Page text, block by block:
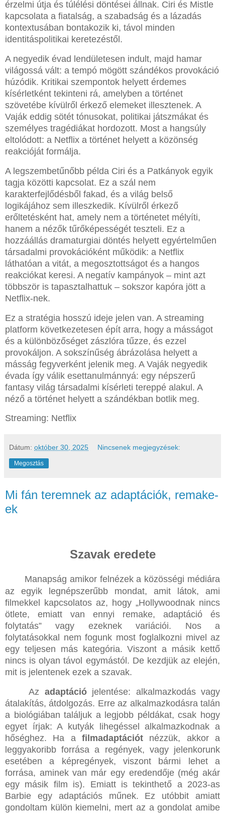
érzelmi útja és túlélési döntései állnak. Ciri és Mistle
kapcsolata a fiatalság, a szabadság és a lázadás
kontextusában bontakozik ki, távol minden
identitáspolitikai keretezéstől.
A negyedik évad lendületesen indult, majd hamar
világossá vált: a tempó mögött szándékos provokáció
húzódik. Kritikai szempontok helyett érdemes
kísérletként tekinteni rá, amelyben a történet
szövetébe kívülről érkező elemeket illesztenek. A
Vaják eddig sötét tónusokat, politikai játszmákat és
személyes tragédiákat hordozott. Most a hangsúly
eltolódott: a Netflix a történet helyett a közönség
reakcióját formálja.
A legszembetűnőbb példa Ciri és a Patkányok egyik
tagja közötti kapcsolat. Ez a szál nem
karakterfejlődésből fakad, és a világ belső
logikájához sem illeszkedik. Kívülről érkező
erőltetésként hat, amely nem a történetet mélyíti,
hanem a nézők tűrőképességét teszteli. Ez a
hozzáállás dramaturgiai döntés helyett egyértelműen
társadalmi provokációként működik: a Netflix
láthatóan a vitát, a megosztottságot és a hangos
reakciókat keresi. A negatív kampányok – mint azt
többször is tapasztalhattuk – sokszor kapóra jött a
Netflix-nek.
Ez a stratégia hosszú ideje jelen van. A streaming
platform következetesen épít arra, hogy a másságot
és a különbözőséget zászlóra tűzze, és ezzel
provokáljon. A sokszínűség ábrázolása helyett a
másság fegyverként jelenik meg. A Vaják negyedik
évada így válik esettanulmánnyá: egy népszerű
fantasy világ társadalmi kísérleti tereppé alakul. A
néző a történet helyett a szándékban botlik meg.
Streaming: Netflix
Dátum: október 30, 2025 Nincsenek megjegyzések:
Megosztás
Mi fán teremnek az adaptációk, remake-
ek
Szavak eredete
Manapság amikor felnézek a közösségi médiára
az egyik legnépszerűbb mondat, amit látok, ami
filmekkel kapcsolatos az, hogy „Hollywoodnak nincs
ötlete, emiatt van ennyi remake, adaptáció és
folytatás” vagy ezeknek variációi. Nos a
folytatásokkal nem fogunk most foglalkozni mivel az
egy teljesen más kategória. Viszont a másik kettő
nincs is olyan távol egymástól. De kezdjük az elején,
mit is jelentenek ezek a szavak.
Az adaptáció jelentése: alkalmazkodás vagy
átalakítás, átdolgozás. Erre az alkalmazkodásra talán
a biológiában találjuk a legjobb példákat, csak hogy
egyet írjak: A kutyák lihegéssel alkalmazkodnak a
hőséghez. Ha a filmadaptációt nézzük, akkor a
leggyakoribb forrása a regények, vagy jelenkorunk
esetében a képregények, viszont bármi lehet a
forrása, aminek van már egy eredendője (még akár
egy másik film is). Emiatt is tekinthető a 2023-as
Barbie egy adaptációs műnek. Ez utóbbit amiatt
gondoltam külön kiemelni, mert az a gondolat amibe